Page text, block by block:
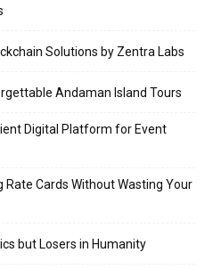
Solutions by Zentra Labs
Andaman Island Tours
Digital Platform for Event
Cards Without Wasting Your
but Losers in Humanity